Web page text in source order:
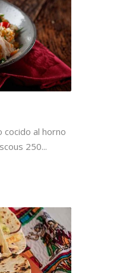
al horno
250...